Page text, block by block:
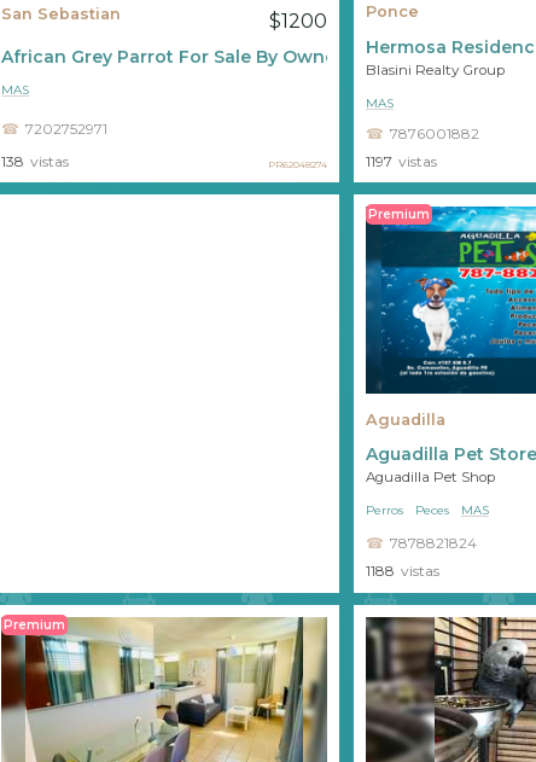
San Sebastian $1200
African Grey Parrot For Sale By Owner
7202752971
MAS
138 vistas PR62048274
Ponce
Hermosa
Blasini Realty Group
7876001882
MAS
1197 vistas
Premium
Aguadilla
Aguadilla Pet Store
Aguadilla Pet Shop
7878821824
Perros Peces MAS
1188 vistas
Premium